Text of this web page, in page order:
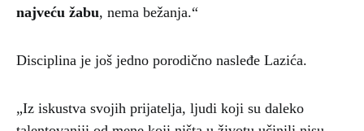
najveću žabu, nema bežanja.“
Disciplina je još jedno porodično nasleđe Lazića.
„Iz iskustva svojih prijatelja, ljudi koji su daleko